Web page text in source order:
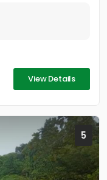
View Details
5